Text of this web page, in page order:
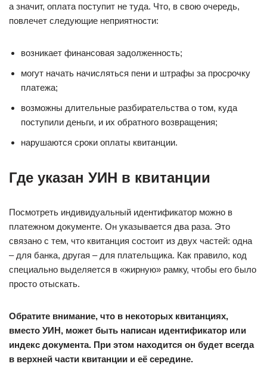
а значит, оплата поступит не туда. Что, в свою очередь,
повлечет следующие неприятности:
возникает финансовая задолженность;
могут начать начисляться пени и штрафы за просрочку
платежа;
возможны длительные разбирательства о том, куда
поступили деньги, и их обратного возвращения;
нарушаются сроки оплаты квитанции.
Где указан УИН в квитанции
Посмотреть индивидуальный идентификатор можно в
платежном документе. Он указывается два раза. Это
связано с тем, что квитанция состоит из двух частей: одна
– для банка, другая – для плательщика. Как правило, код
специально выделяется в «жирную» рамку, чтобы его было
просто отыскать.
Обратите внимание, что в некоторых квитанциях,
вместо УИН, может быть написан идентификатор или
индекс документа. При этом находится он будет всегда
в верхней части квитанции и её середине.